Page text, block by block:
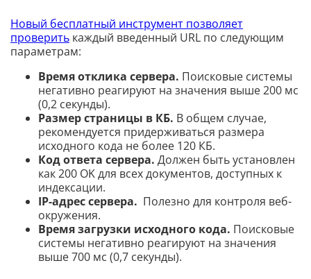
Новый бесплатный инструмент позволяет
проверить каждый введенный URL по следующим
параметрам:
Время отклика сервера. Поисковые системы
негативно реагируют на значения выше 200 мс
(0,2 секунды).
Размер страницы в КБ. В общем случае,
рекомендуется придерживаться размера
исходного кода не более 120 КБ.
Код ответа сервера. Должен быть установлен
как 200 OK для всех документов, доступных к
индексации.
IP-адрес сервера. Полезно для контроля веб-
окружения.
Время загрузки исходного кода. Поисковые
системы негативно реагируют на значения
выше 700 мс (0,7 секунды).